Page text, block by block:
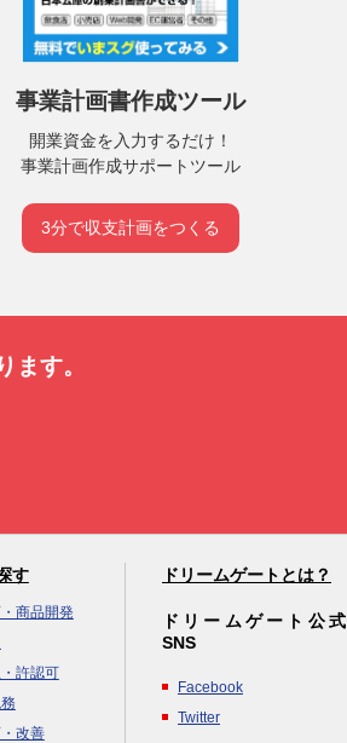
事業計画書作成ツール
開業資金を入力するだけ！
事業計画作成サポートツール
3分で収支計画をつくる
ます。
す
商品開発
許認可
改善
ドリームゲートとは？
ドリームゲート公式
SNS
Facebook
Twitter